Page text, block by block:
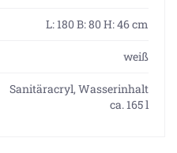
L: 180 B: 80 H: 46 cm
weiß
Sanitäracryl, Wasserinhalt
ca. 165 l